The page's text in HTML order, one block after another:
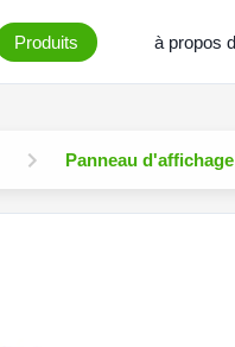
Produits à propos
Panneau